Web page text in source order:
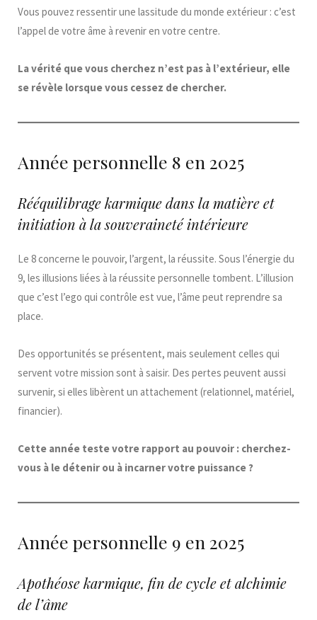
Vous pouvez ressentir une lassitude du monde extérieur : c’est
l’appel de votre âme à revenir en votre centre.
La vérité que vous cherchez n’est pas à l’extérieur, elle
se révèle lorsque vous cessez de chercher.
Année personnelle 8 en 2025
Rééquilibrage karmique dans la matière et
initiation à la souveraineté intérieure
Le 8 concerne le pouvoir, l’argent, la réussite. Sous l’énergie du
9, les illusions liées à la réussite personnelle tombent. L’illusion
que c’est l’ego qui contrôle est vue, l’âme peut reprendre sa
place.
Des opportunités se présentent, mais seulement celles qui
servent votre mission sont à saisir. Des pertes peuvent aussi
survenir, si elles libèrent un attachement (relationnel, matériel,
financier).
Cette année teste votre rapport au pouvoir : cherchez-
vous à le détenir ou à incarner votre puissance ?
Année personnelle 9 en 2025
Apothéose karmique, fin de cycle et alchimie
de l’âme